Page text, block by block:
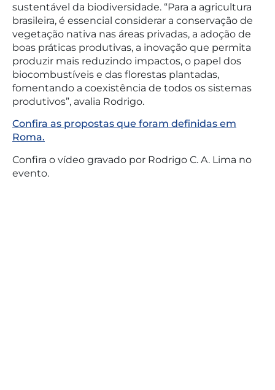
sustentável da biodiversidade. “Para a agricultura
brasileira, é essencial considerar a conservação de
vegetação nativa nas áreas privadas, a adoção de
boas práticas produtivas, a inovação que permita
produzir mais reduzindo impactos, o papel dos
biocombustíveis e das florestas plantadas,
fomentando a coexistência de todos os sistemas
produtivos”, avalia Rodrigo.
Confira as propostas que foram definidas em
Roma.
Confira o vídeo gravado por Rodrigo C. A. Lima no
evento.